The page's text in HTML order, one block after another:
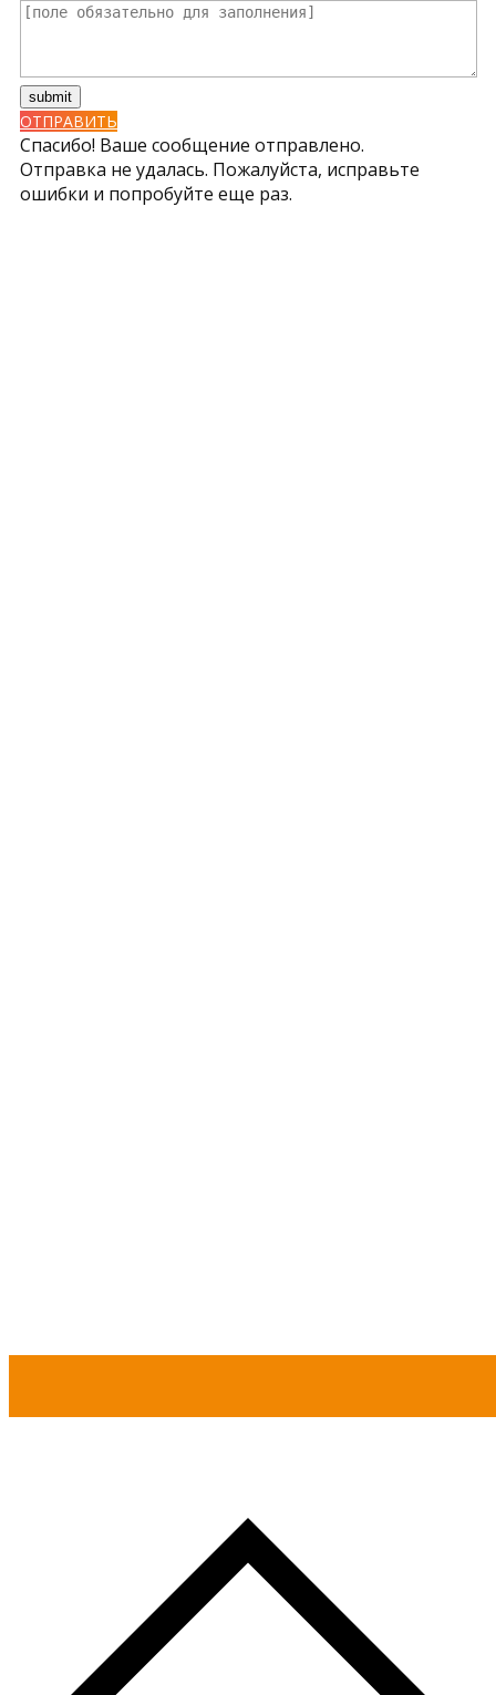
ОТПРАВИТЬ
Спасибо! Ваше сообщение отправлено.
Отправка не удалась. Пожалуйста, исправьте
ошибки и попробуйте еще раз.